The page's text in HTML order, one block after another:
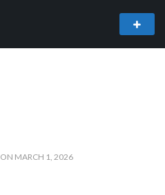
ON MARCH 1, 2026